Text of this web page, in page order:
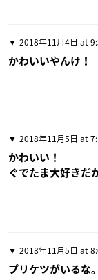
2018年11月4日 at
かわいいやんけ！
2018年11月5日 at
かわいい！
ぐでたま大好きだ
2018年11月5日 at
プリケツがいるな。